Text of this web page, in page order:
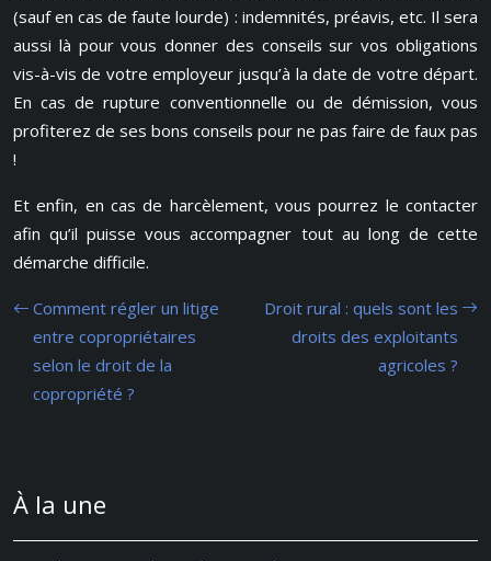
(sauf en cas de faute lourde) : indemnités, préavis, etc. Il sera
aussi là pour vous donner des conseils sur vos obligations
vis-à-vis de votre employeur jusqu’à la date de votre départ.
En cas de rupture conventionnelle ou de démission, vous
profiterez de ses bons conseils pour ne pas faire de faux pas
!
Et enfin, en cas de harcèlement, vous pourrez le contacter
afin qu’il puisse vous accompagner tout au long de cette
démarche difficile.
Comment régler un litige
entre copropriétaires
selon le droit de la
copropriété ?
Droit rural : quels sont les
droits des exploitants
agricoles ?
À la une